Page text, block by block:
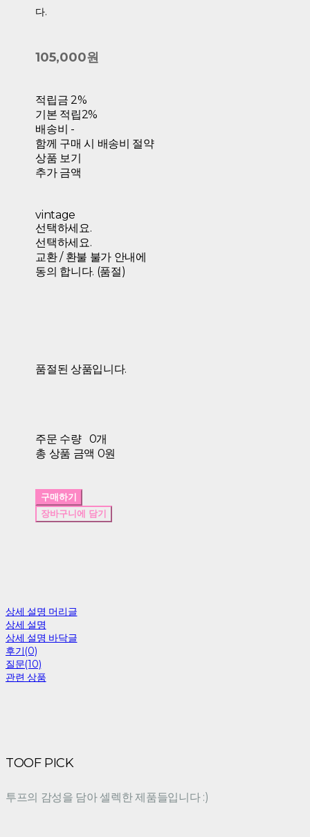
다.
105,000원
적립금 2%
기본 적립2%
배송비 -
함께 구매 시 배송비 절약
상품 보기
추가 금액
vintage
선택하세요.
선택하세요.
교환 / 환불 불가 안내에
동의 합니다. (품절)
품절된 상품입니다.
주문 수량
0개
총 상품 금액 0원
구매하기
장바구니에 담기
상세 설명 머리글
상세 설명
상세 설명 바닥글
후기(0)
질문(10)
관련 상품
TOOF PICK
투프의 감성을 담아 셀렉한 제품들입니다 :)